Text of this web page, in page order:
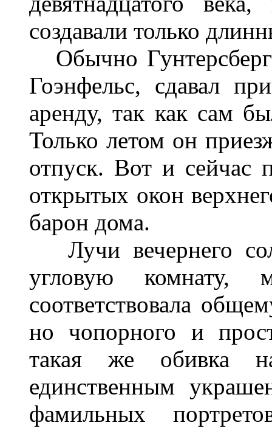
создавали только
Обычно Гунтерсберг
Гоэнфельс, сдавал
аренду, так как сам
Только летом он
отпуск. Вот и сейчас
открытых окон
барон дома.
Лучи вечернего
угловую комнату,
соответствовала
но чопорного и
такая же обивка
единственным
фамильных